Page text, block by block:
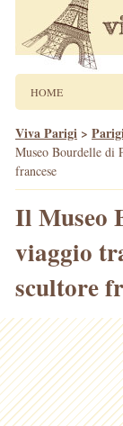
HOME
Viva Parigi >
Museo Bourdelle di
francese
Il Museo
viaggio
scultore